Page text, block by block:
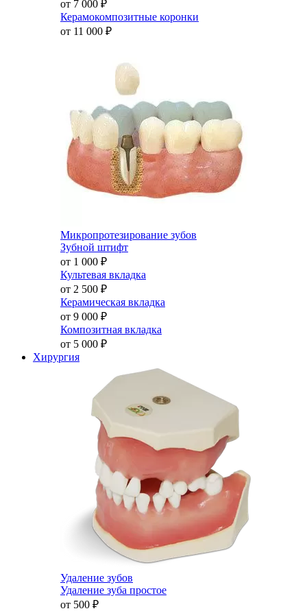
от 7 000 ₽
Керамокомпозитные коронки
от 11 000 ₽
Микропротезирование зубов
Зубной штифт
от 1 000 ₽
Культевая вкладка
от 2 500 ₽
Керамическая вкладка
от 9 000 ₽
Композитная вкладка
от 5 000 ₽
Хирургия
Удаление зубов
Удаление зуба простое
от 500 ₽